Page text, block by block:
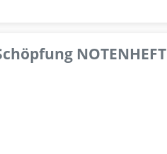
NOTENHEFT